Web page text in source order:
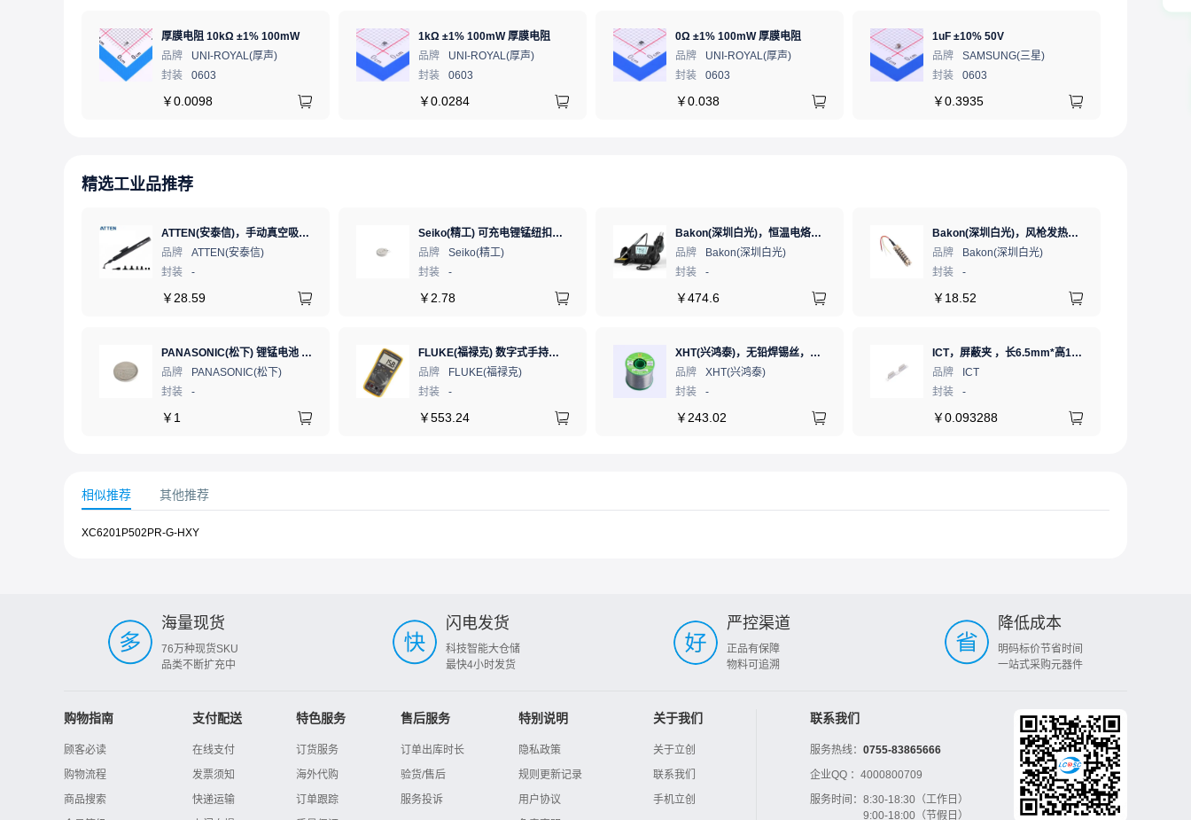
厚膜电阻 10kΩ ±1% 100mW
品牌
UNI-ROYAL(厚声)
封装
0603
￥0.0098
1kΩ ±1% 100mW 厚膜电阻
品牌
UNI-ROYAL(厚声)
封装
0603
￥0.0284
0Ω ±1% 100mW 厚膜电阻
品牌
UNI-ROYAL(厚声)
封装
0603
￥0.038
1uF ±10% 50V
品牌
SAMSUNG(三星)
封装
0603
￥0.3935
精选工业品推荐
ATTEN(安泰信)，手动真空吸笔，AT-B778
品牌
ATTEN(安泰信)
封装
-
￥ 28.59
Seiko(精工) 可充电锂锰纽扣电池 3V 5.5mAh 1个
品牌
Seiko(精工)
封装
-
￥ 2.78
Bakon(深圳白光)，恒温电烙铁热风枪二合一数显可调温大功率无铅拆焊台，BK881（新老款交替发货）
品牌
Bakon(深圳白光)
封装
-
￥474.6
Bakon(深圳白光)，风枪发热芯，853B
品牌
Bakon(深圳白光)
封装
-
￥ 18.52
PANASONIC(松下) 锂锰电池 3V 225mAh 1个
品牌
PANASONIC(松下)
封装
-
￥ 1
FLUKE(福禄克) 数字式手持万用表 FLK-15B MAX-01/CN 二极管测试;通断测试
品牌
FLUKE(福禄克)
封装
-
￥553.24
XHT(兴鸿泰)，无铅焊锡丝，Sn99,3Cu0.7 Ф0.8mm 500G，环保锡线，免洗焊锡丝/锡线,1卷（含松香）
品牌
XHT(兴鸿泰)
封装
-
￥ 243.02
ICT，屏蔽夹 ，长6.5mm*高1.21mm，ICSRC6508SFR
品牌
ICT
封装
-
￥0.093288
相似推荐 其他推荐
XC6201P502PR-G-HXY
海量现货
76万种现货SKU
品类不断扩充中
闪电发货
科技智能大仓储
最快4小时发货
严控渠道
正品有保障
物料可追溯
降低成本
明码标价节省时间
一站式采购元器件
购物指南
顾客必读
购物流程
商品搜索
支付配送
在线支付
发票须知
快递运输
特色服务
订货服务
海外代购
订单跟踪
售后服务
订单出库时长
验货/售后
服务投诉
特别说明
隐私政策
规则更新记录
用户协议
关于我们
关于立创
联系我们
手机立创
联系我们
服务热线： 0755-83865666
企业QQ ： 4000800709
服务时间： 8:30-18:30（工作日）
9:00-18:00（节假日）